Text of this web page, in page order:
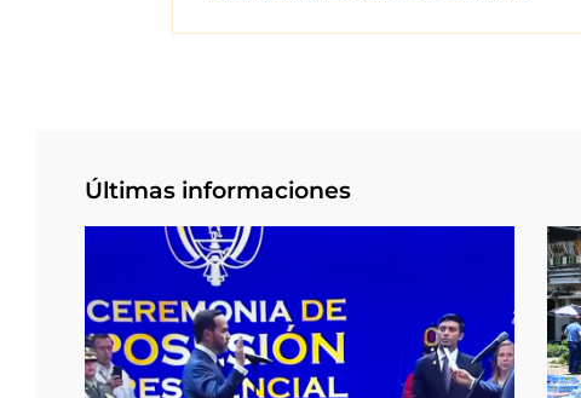
Últimas informaciones